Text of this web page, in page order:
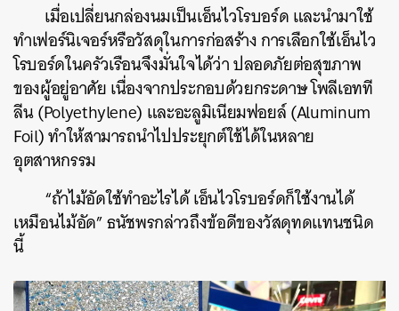
เมื่อเปลี่ยนกล่องนมเป็นเอ็นไวโรบอร์ด และนำมาใช้
ทำเฟอร์นิเจอร์หรือวัสดุในการก่อสร้าง การเลือกใช้เอ็นไว
โรบอร์ดในครัวเรือนจึงมั่นใจได้ว่า ปลอดภัยต่อสุขภาพ
ของผู้อยู่อาศัย เนื่องจากประกอบด้วยกระดาษ โพลีเอทที
ลีน (Polyethylene) และอะลูมิเนียมฟอยล์ (Aluminum
Foil) ทำให้สามารถนำไปประยุกต์ใช้ได้ในหลาย
อุตสาหกรรม
“ถ้าไม้อัดใช้ทำอะไรได้ เอ็นไวโรบอร์ดก็ใช้งานได้
เหมือนไม้อัด” ธนัชพรกล่าวถึงข้อดีของวัสดุทดแทนชนิด
นี้